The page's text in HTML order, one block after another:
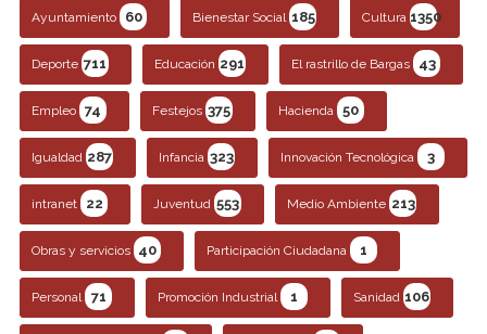
Ayuntamiento 60 Bienestar Social 185 Cultura 1350
Deporte 711 Educación 291 El rastrillo de Bargas 43
Empleo 74 Festejos 375 Hacienda 50
Igualdad 287 Infancia 323 Innovación Tecnológica 3
intranet 22 Juventud 553 Medio Ambiente 213
Obras y servicios 40 Participación Ciudadana 1
Personal 71 Promoción Industrial 1 Sanidad 106